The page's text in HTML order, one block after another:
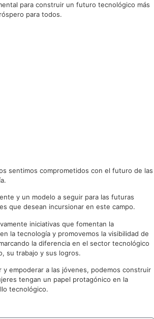
para construir un futuro tecnológico más
para todos.
sentimos comprometidos con el futuro de las
y un modelo a seguir para las futuras
que desean incursionar en este campo.
iniciativas que fomentan la
la tecnología y promovemos la visibilidad de
la diferencia en el sector tecnológico
su trabajo y sus logros.
y empoderar a las jóvenes, podemos construir
tengan un papel protagónico en la
tecnológico.